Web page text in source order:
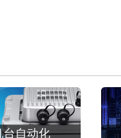
台自动化